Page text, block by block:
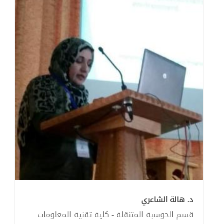
د. هالة الشاعري
قسم الحوسبة المتنقلة - كلية تقنية المعلومات